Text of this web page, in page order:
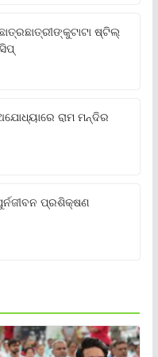
ଷ୍ଟିଲ୍
ରାମ ମନ୍ଦିର
ପ୍ରଶିକ୍ଷଣ